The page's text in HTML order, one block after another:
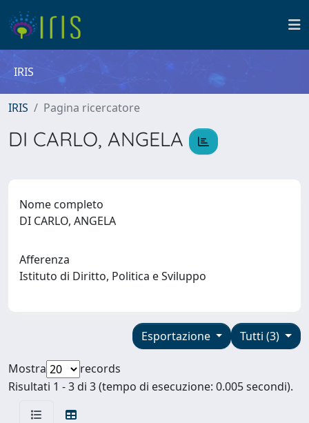
IRIS
IRIS Pagina ricercatore
DI CARLO, ANGELA
Nome completo
DI CARLO, ANGELA
Afferenza
Istituto di Diritto, Politica e Sviluppo
Tutti (3)
Esportazione
Mostra
records
Risultati 1 - 3 di 3 (tempo di esecuzione: 0.005 secondi).